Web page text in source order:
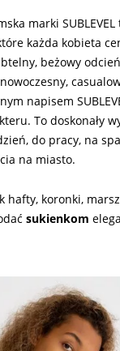
marki
każda kobieta
beżowy
napisem
To doskonały
do pracy, na
na miasto.
hafty, koronki,
sukienkom